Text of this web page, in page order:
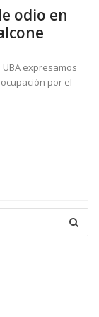
odio en
UBA expresamos
por el